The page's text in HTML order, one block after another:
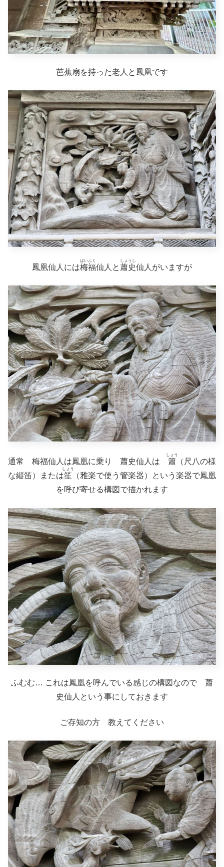
芭蕉扇を持った老人と鳳凰です
鳳凰仙人には梅福
ばいふく
仙人と蕭史
しょうし
仙人がいますが
通常 梅福仙人は鳳凰に乗り 蕭史仙人は 簫
しょう
（尺八の様
な縦笛）または笙
しょう
（雅楽で使う管楽器）という楽器で鳳凰
を呼び寄せる構図で描かれます
ふむむ… これは鳳凰を呼んでいる感じの構図なので 蕭
史仙人という事にしておきます
ご存知の方 教えてください